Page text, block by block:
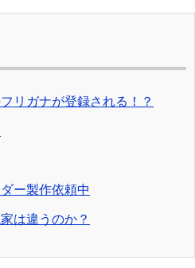
リガナが登録される！？
ー製作依頼中
は違うのか？